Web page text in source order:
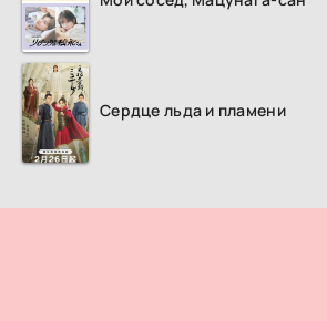
Сердце льда и пламени